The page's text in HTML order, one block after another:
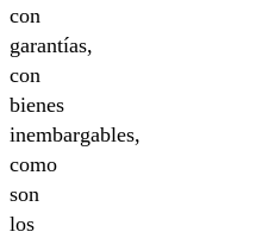
con
garantías,
con
bienes
inembargables,
como
son
los